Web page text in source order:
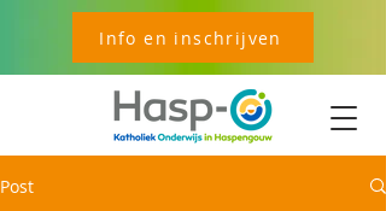
Info en inschrijven
Post